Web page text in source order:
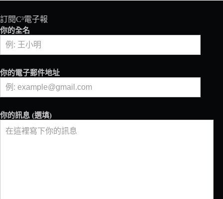
訂閱C³電子報
你的全名
你的電子郵件地址
你的訊息 (選填)